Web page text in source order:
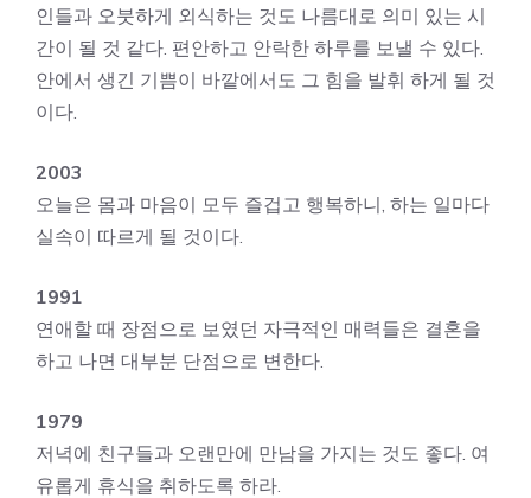
인들과 오붓하게 외식하는 것도 나름대로 의미 있는 시
간이 될 것 같다. 편안하고 안락한 하루를 보낼 수 있다.
안에서 생긴 기쁨이 바깥에서도 그 힘을 발휘 하게 될 것
이다.
2003
오늘은 몸과 마음이 모두 즐겁고 행복하니, 하는 일마다
실속이 따르게 될 것이다.
1991
연애할 때 장점으로 보였던 자극적인 매력들은 결혼을
하고 나면 대부분 단점으로 변한다.
1979
저녁에 친구들과 오랜만에 만남을 가지는 것도 좋다. 여
유롭게 휴식을 취하도록 하라.